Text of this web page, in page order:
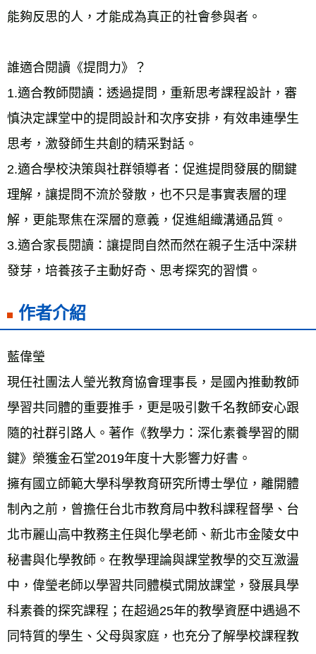
能夠反思的人，才能成為真正的社會參與者。
誰適合閱讀《提問力》？
1.適合教師閱讀：透過提問，重新思考課程設計，審
慎決定課堂中的提問設計和次序安排，有效串連學生
思考，激發師生共創的精采對話。
2.適合學校決策與社群領導者：促進提問發展的關鍵
理解，讓提問不流於發散，也不只是事實表層的理
解，更能聚焦在深層的意義，促進組織溝通品質。
3.適合家長閱讀：讓提問自然而然在親子生活中深耕
發芽，培養孩子主動好奇、思考探究的習慣。
作者介紹
藍偉瑩
現任社團法人瑩光教育協會理事長，是國內推動教師
學習共同體的重要推手，更是吸引數千名教師安心跟
隨的社群引路人。著作《教學力：深化素養學習的關
鍵》榮獲金石堂2019年度十大影響力好書。
擁有國立師範大學科學教育研究所博士學位，離開體
制內之前，曾擔任台北市教育局中教科課程督學、台
北市麗山高中教務主任與化學老師、新北市金陵女中
秘書與化學教師。在教學理論與課堂教學的交互激盪
中，偉瑩老師以學習共同體模式開放課堂，發展具學
科素養的探究課程；在超過25年的教學資歷中遇過不
同特質的學生、父母與家庭，也充分了解學校課程教